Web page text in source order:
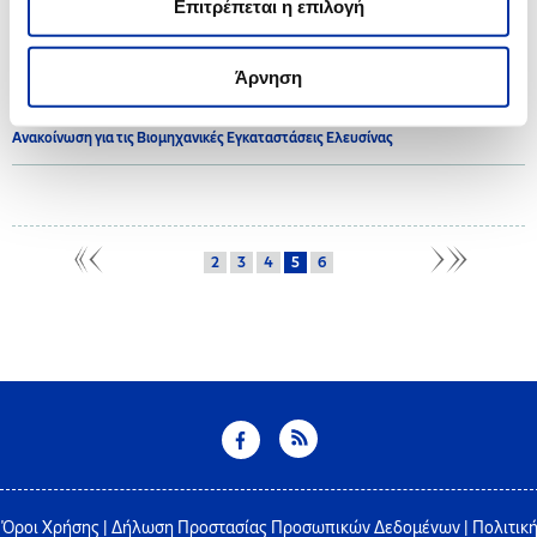
Επιτρέπεται η επιλογή
Άρνηση
2017
21.07.2017
Ανακοίνωση για τις Βιομηχανικές Εγκαταστάσεις Ελευσίνας
2 3 4 5 6
Όροι Χρήσης Δήλωση Προστασίας Προσωπικών Δεδομένων Πολιτική